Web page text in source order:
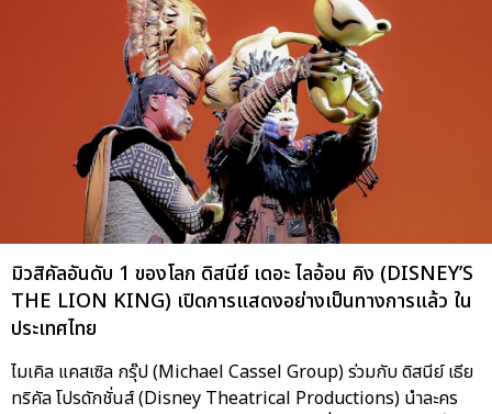
มิวสิคัลอันดับ 1 ของโลก ดิสนีย์ เดอะ ไลอ้อน คิง (DISNEY’S
THE LION KING) เปิดการแสดงอย่างเป็นทางการแล้ว ใน
ประเทศไทย
ไมเคิล แคสเซิล กรุ๊ป (Michael Cassel Group) ร่วมกับ ดิสนีย์ เธีย
ทริคัล โปรดักชั่นส์ (Disney Theatrical Productions) นำละคร